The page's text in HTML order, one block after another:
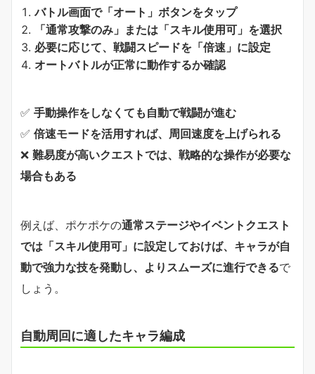
バトル画面で「オート」ボタンをタップ
「通常攻撃のみ」または「スキル使用可」を選択
必要に応じて、戦闘スピードを「倍速」に設定
オートバトルが正常に動作するか確認
✅ 手動操作をしなくても自動で戦闘が進む
✅ 倍速モードを活用すれば、周回速度を上げられる
❌ 難易度が高いクエストでは、戦略的な操作が必要な
場合もある
例えば、ポケポケの通常ステージやイベントクエスト
では「スキル使用可」に設定しておけば、キャラが自
動で強力な技を発動し、よりスムーズに進行できるで
しょう。
自動周回に適したキャラ編成